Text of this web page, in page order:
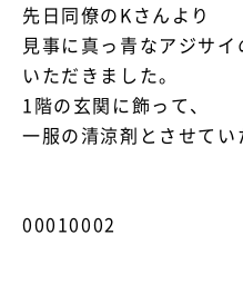
先日同僚のKさんより
見事に真っ青なアジサイ
いただきました。
1階の玄関に飾って、
一服の清涼剤とさせてい
00010002